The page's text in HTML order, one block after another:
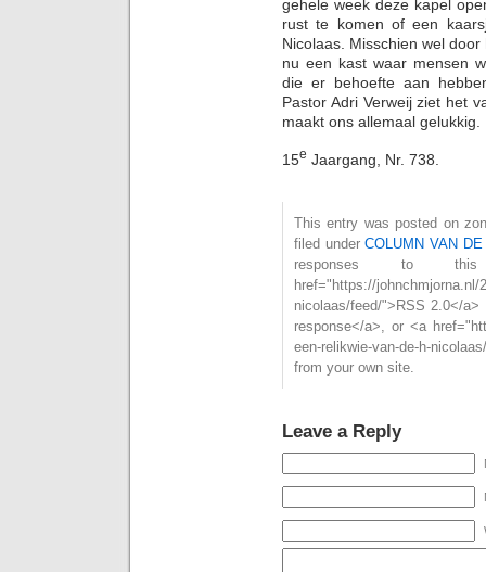
gehele week deze kapel
rust te komen of een
Nicolaas. Misschien wel
nu een kast waar mensen
die er behoefte aan
Pastor Adri Verweij ziet het
maakt ons allemaal gelukkig.
15e Jaargang, Nr. 738.
This entry was posted on
filed underCOLUMN VAN
responses to
href="https://johnchmjorna.nl/
nicolaas/feed/">RSS 2.0</
response</a>, or <a
een-relikwie-van-de-h-
from your own site.
Leave a Reply